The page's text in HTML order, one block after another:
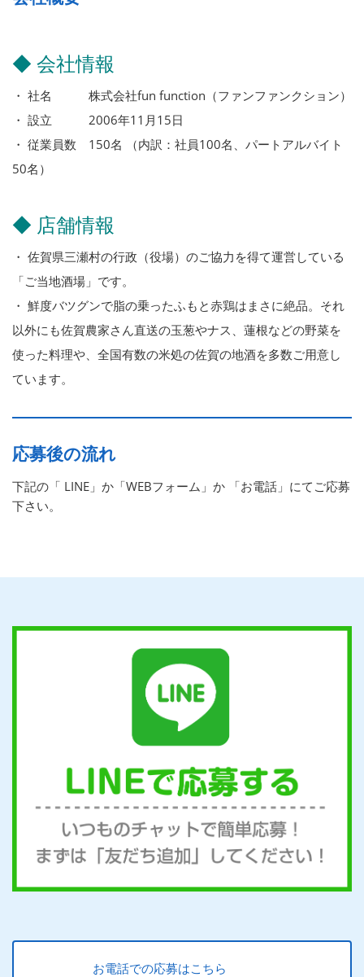
◆ 会社情報
・ 社名 株式会社fun function（ファンファンクション）
・ 設立 2006年11月15日
・ 従業員数 150名 （内訳：社員100名、パートアルバイト
50名）
◆ 店舗情報
・ 佐賀県三瀬村の行政（役場）のご協力を得て運営している
「ご当地酒場」です。
・ 鮮度バツグンで脂の乗ったふもと赤鶏はまさに絶品。それ
以外にも佐賀農家さん直送の玉葱やナス、蓮根などの野菜を
使った料理や、全国有数の米処の佐賀の地酒を多数ご用意し
ています。
応募後の流れ
下記の「 LINE」か「WEBフォーム」か 「お電話」にてご応募
下さい。
お電話での応募はこちら